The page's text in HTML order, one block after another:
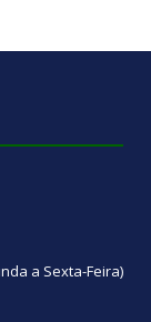
a Sexta-Feira)